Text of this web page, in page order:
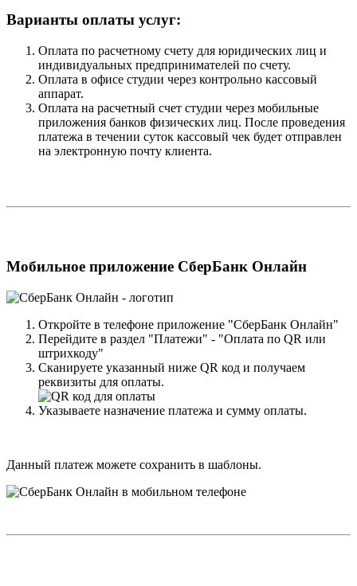
Варианты оплаты услуг:
Оплата по расчетному счету для юридических лиц и
индивидуальных предпринимателей по счету.
Оплата в офисе студии через контрольно кассовый
аппарат.
Оплата на расчетный счет студии через мобильные
приложения банков физических лиц. После проведения
платежа в течении суток кассовый чек будет отправлен
на электронную почту клиента.
Мобильное приложение СберБанк Онлайн
Откройте в телефоне приложение "СберБанк Онлайн"
Перейдите в раздел "Платежи" - "Оплата по QR или
штрихкоду"
Сканируете указанный ниже QR код и получаем
реквизиты для оплаты.
Указываете назначение платежа и сумму оплаты.
Данный платеж можете сохранить в шаблоны.